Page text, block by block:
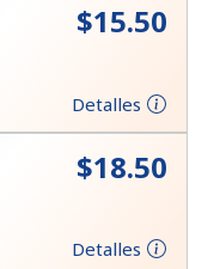
⁦$15.50⁩
Detalles
⁦$18.50⁩
Detalles